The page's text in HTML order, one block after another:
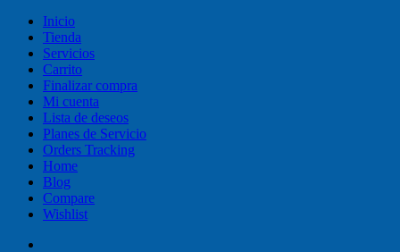
Inicio
Tienda
Servicios
Carrito
Finalizar compra
Mi cuenta
Lista de deseos
Planes de Servicio
Orders Tracking
Home
Blog
Compare
Wishlist